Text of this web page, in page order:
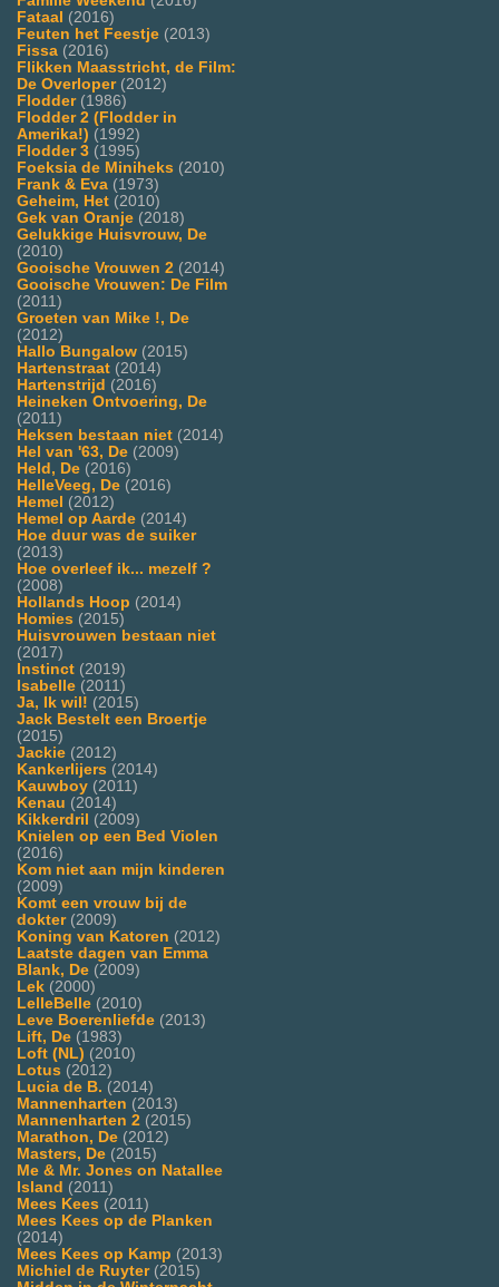
Fataal (2016)
Feuten het Feestje (2013)
Fissa (2016)
Flikken Maasstricht, de Film:
De Overloper(2012)
Flodder(1986)
Flodder 2 (Flodder in
Amerika!) (1992)
Flodder 3 (1995)
Foeksia de Miniheks (2010)
Frank & Eva (1973)
Geheim, Het (2010)
Gek van Oranje (2018)
Gelukkige Huisvrouw, De
(2010)
Gooische Vrouwen 2 (2014)
Gooische Vrouwen: De Film
(2011)
Groeten van Mike !, De
(2012)
Hallo Bungalow (2015)
Hartenstraat (2014)
Hartenstrijd (2016)
Heineken Ontvoering, De
(2011)
Heksen bestaan niet (2014)
Hel van '63, De (2009)
Held, De (2016)
HelleVeeg, De (2016)
Hemel (2012)
Hemel op Aarde (2014)
Hoe duur was de suiker
(2013)
Hoe overleef ik... mezelf ?
(2008)
Hollands Hoop (2014)
Homies (2015)
Huisvrouwen bestaan niet
(2017)
Instinct (2019)
Isabelle (2011)
Ja, Ik wil! (2015)
Jack Bestelt een Broertje
(2015)
Jackie (2012)
Kankerlijers (2014)
Kauwboy (2011)
Kenau (2014)
Kikkerdril (2009)
Knielen op een Bed Violen
(2016)
Kom niet aan mijn kinderen
(2009)
Komt een vrouw bij de
dokter(2009)
Koning van Katoren (2012)
Laatste dagen van Emma
Blank, De (2009)
Lek (2000)
LelleBelle (2010)
Leve Boerenliefde (2013)
Lift, De (1983)
Loft (NL) (2010)
Lotus (2012)
Lucia de B. (2014)
Mannenharten (2013)
Mannenharten 2 (2015)
Marathon, De (2012)
Masters, De (2015)
Me & Mr. Jones on Natallee
Island (2011)
Mees Kees (2011)
Mees Kees op de Planken
(2014)
Mees Kees op Kamp (2013)
Michiel de Ruyter(2015)